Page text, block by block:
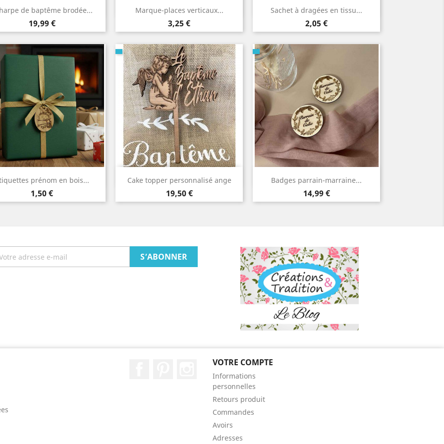
de baptême brodée...
Prix
19,99 €
 Aperçu rapide Marque-places verticaux...
Prix
3,25 €
Aperçu rapide Sachet à dragées en tissu...
Prix
2,05 €
 Aperçu rapide
prénom en bois...
Prix
1,50 €
Aperçu rapide Cake topper personnalisé ange
Prix
19,50 €
Aperçu rapide Badges parrain-marraine...
Prix
14,99 €
Aperçu rapide
Instagram
VOTRE COMPTE
Informations
personnelles
Retours produit
Commandes
Avoirs
Adresses